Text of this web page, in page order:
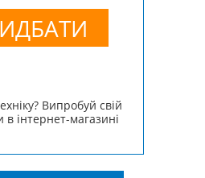
Випробуй свій
в інтернет-магазині